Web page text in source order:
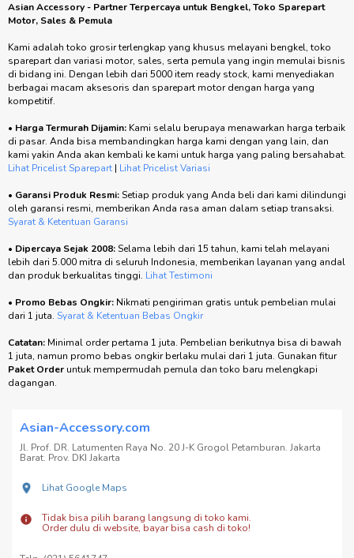
Asian Accessory - Partner Terpercaya untuk Bengkel, Toko Sparepart
Motor, Sales & Pemula
Kami adalah toko grosir terlengkap yang khusus melayani bengkel, toko
sparepart dan variasi motor, sales, serta pemula yang ingin memulai bisnis
di bidang ini. Dengan lebih dari 5000 item ready stock, kami menyediakan
berbagai macam aksesoris dan sparepart motor dengan harga yang
kompetitif.
• Harga Termurah Dijamin: Kami selalu berupaya menawarkan harga terbaik
di pasar. Anda bisa membandingkan harga kami dengan yang lain, dan
kami yakin Anda akan kembali ke kami untuk harga yang paling bersahabat.
Lihat Pricelist Sparepart | Lihat Pricelist Variasi
• Garansi Produk Resmi:Setiap produk yang Anda beli dari kami dilindungi
oleh garansi resmi, memberikan Anda rasa aman dalam setiap transaksi.
Syarat & Ketentuan Garansi
• Dipercaya Sejak 2008:Selama lebih dari 15 tahun, kami telah melayani
lebih dari 5.000 mitra di seluruh Indonesia, memberikan layanan yang andal
dan produk berkualitas tinggi. Lihat Testimoni
• Promo Bebas Ongkir: Nikmati pengiriman gratis untuk pembelian mulai
dari 1 juta. Syarat & Ketentuan Bebas Ongkir
Catatan: Minimal order pertama 1 juta. Pembelian berikutnya bisa di bawah
1 juta, namun promo bebas ongkir berlaku mulai dari 1 juta. Gunakan fitur
Paket Order untuk mempermudah pemula dan toko baru melengkapi
dagangan.
Asian-Accessory.com
Jl. Prof. DR. Latumenten Raya No. 20 J-K Grogol Petamburan. Jakarta
Barat. Prov. DKI Jakarta
Lihat Google Maps
Tidak bisa pilih barang langsung di toko kami.
Order dulu di website, bayar bisa cash di toko!